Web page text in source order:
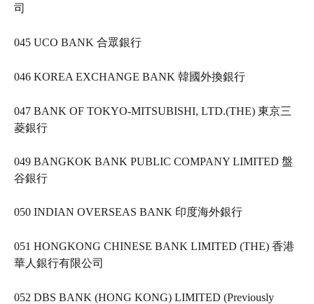
司
045 UCO BANK 合眾銀行
046 KOREA EXCHANGE BANK 韓國外換銀行
047 BANK OF TOKYO-MITSUBISHI, LTD.(THE) 東京三
菱銀行
049 BANGKOK BANK PUBLIC COMPANY LIMITED 盤
谷銀行
050 INDIAN OVERSEAS BANK 印度海外銀行
051 HONGKONG CHINESE BANK LIMITED (THE) 香港
華人銀行有限公司
052 DBS BANK (HONG KONG) LIMITED (Previously